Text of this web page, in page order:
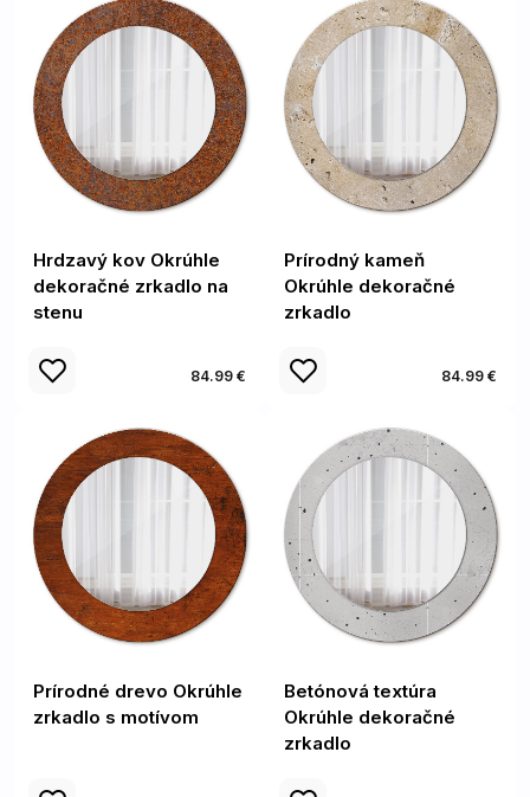
Hrdzavý kov Okrúhle
dekoračné zrkadlo na
stenu
84.99 €
Prírodný kameň
Okrúhle dekoračné
zrkadlo
84.99 €
Prírodné drevo Okrúhle
zrkadlo s motívom
Betónová textúra
Okrúhle dekoračné
zrkadlo